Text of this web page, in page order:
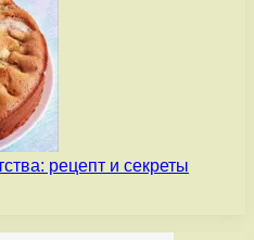
рецепт и секреты